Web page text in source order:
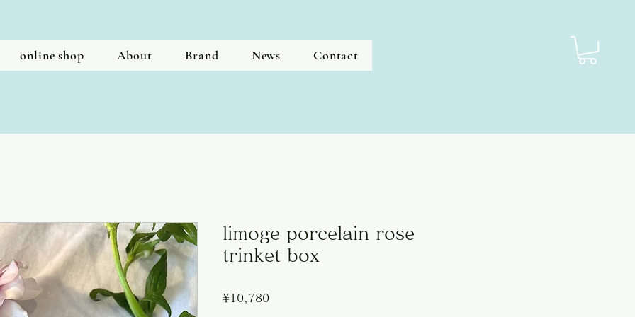
online shop About Brand News Contact
limoge porcelain rose
trinket box
¥10,780